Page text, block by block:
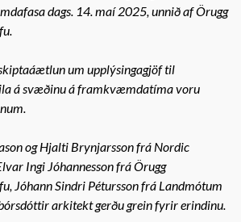
dags. 14. maí 2025, unnið af Örugg
um upplýsingagjöf til
á svæðinu á framkvæmdatíma voru
og Hjalti Brynjarsson frá Nordic
Ingi Jóhannesson frá Örugg
Jóhann Sindri Pétursson frá Landmótum
arkitekt gerðu grein fyrir erindinu.